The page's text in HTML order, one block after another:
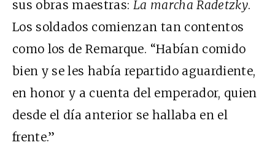
sus obras maestras: La marcha Radetzky.
Los soldados comienzan tan contentos
como los de Remarque. “Habían comido
bien y se les había repartido aguardiente,
en honor y a cuenta del emperador, quien
desde el día anterior se hallaba en el
frente.”